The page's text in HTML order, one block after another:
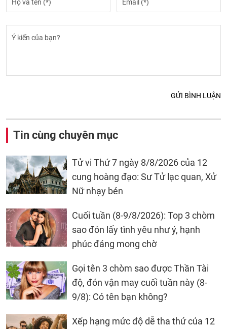
GỬI BÌNH LUẬN
Tin cùng chuyên mục
Tử vi Thứ 7 ngày 8/8/2026 của 12
cung hoàng đạo: Sư Tử lạc quan, Xử
Nữ nhạy bén
Cuối tuần (8-9/8/2026): Top 3 chòm
sao đón lấy tình yêu như ý, hạnh
phúc đáng mong chờ
Gọi tên 3 chòm sao được Thần Tài
độ, đón vận may cuối tuần này (8-
9/8): Có tên bạn không?
Xếp hạng mức độ dễ tha thứ của 12